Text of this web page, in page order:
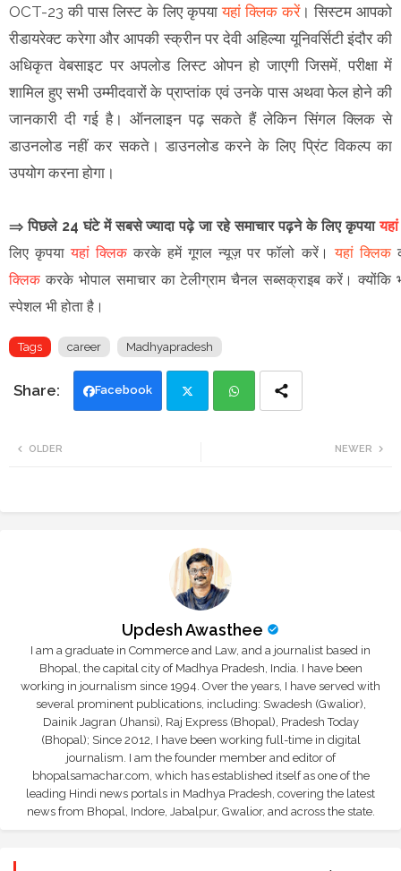
OCT-23 की पास लिस्ट के लिए कृपयायहां क्लिक करें। सिस्टम आपको
रीडायरेक्ट करेगा और आपकी स्क्रीन पर देवी अहिल्या यूनिवर्सिटी इंदौर की
अधिकृत वेबसाइट पर अपलोड लिस्ट ओपन हो जाएगी जिसमें, परीक्षा में
शामिल हुए सभी उम्मीदवारों के प्राप्तांक एवं उनके पास अथवा फेल होने की
जानकारी दी गई है। ऑनलाइन पढ़ सकते हैं लेकिन सिंगल क्लिक से
डाउनलोड नहीं कर सकते। डाउनलोड करने के लिए प्रिंट विकल्प का
उपयोग करना होगा।
⇒ पिछले 24 घंटे में सबसे ज्यादा पढ़े जा रहे समाचार पढ़ने के लिए कृपया
लिए कृपयायहां क्लिक करके हमें गूगल न्यूज़ पर फॉलो करें।यहां क्लिक
क्लिक करके भोपाल समाचार का टेलीग्राम चैनल सब्सक्राइब करें।क्योंकि
स्पेशल भी होता है।
Tags career Madhyapradesh
Facebook
NEWER
OLDER
Updesh Awasthee
I am a graduate in Commerce and Law, and a journalist based in
Bhopal, the capital city of Madhya Pradesh, India. I have been
working in journalism since 1994. Over the years, I have served with
several prominent publications, including: Swadesh (Gwalior),
Dainik Jagran (Jhansi), Raj Express (Bhopal), Pradesh Today
(Bhopal); Since 2012, I have been working full-time in digital
journalism. I am the founder member and editor of
bhopalsamachar.com, which has established itself as one of the
leading Hindi news portals in Madhya Pradesh, covering the latest
news from Bhopal, Indore, Jabalpur, Gwalior, and across the state.